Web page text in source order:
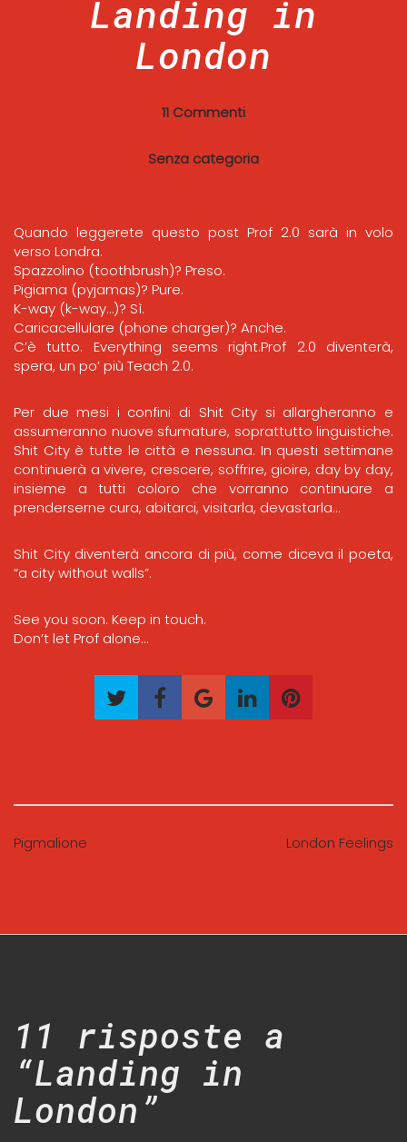
Landing in
London
11 Commenti
Senza categoria
Quando leggerete questo post Prof 2.0 sarà in volo
verso Londra.
Spazzolino (toothbrush)? Preso.
Pigiama (pyjamas)? Pure.
K-way (k-way…)? Sì.
Caricacellulare (phone charger)? Anche.
C’è tutto. Everything seems right.Prof 2.0 diventerà,
spera, un po’ più Teach 2.0.
Per due mesi i confini di Shit City si allargheranno e
assumeranno nuove sfumature, soprattutto linguistiche.
Shit City è tutte le città e nessuna. In questi settimane
continuerà a vivere, crescere, soffrire, gioire, day by day,
insieme a tutti coloro che vorranno continuare a
prenderserne cura, abitarci, visitarla, devastarla…
Shit City diventerà ancora di più, come diceva il poeta,
“a city without walls”.
See you soon. Keep in touch.
Don’t let Prof alone…
Pigmalione London Feelings
11 risposte a
“Landing in
London”